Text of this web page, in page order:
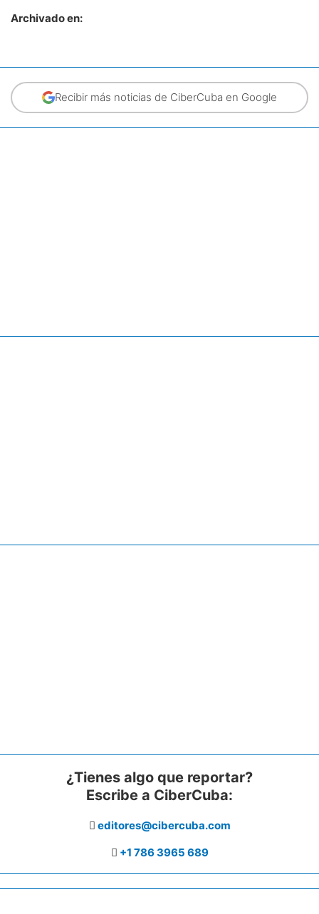
Archivado en:
Recibir más noticias de CiberCuba en Google
¿Tienes algo que reportar?
Escribe a CiberCuba:
editores@cibercuba.com
+1 786 3965 689